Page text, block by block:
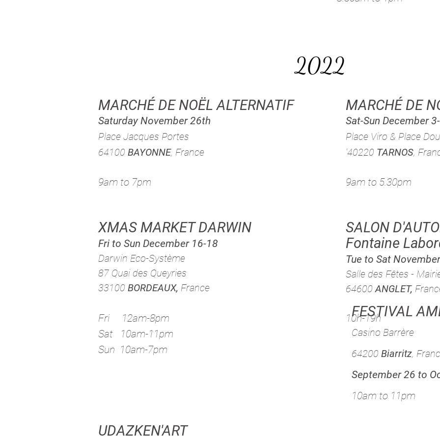
FESTIVAL
Casino Barrère
64200 Biarritz,
September 26 to
10am to 11pm
2022
MARCHÉ DE NOËL ALTERNATIF
Saturday November 26th
Place Jacques Portes
64100 BAYONNE, France
9am to 7pm
XMAS MARKET DARWIN
Fri to Sun December 16-18
Darwin Eco-Système
87 Quai des Queyries
33100 BORDEAUX, France
Fri 12am-8pm
Sat 10am-11pm
Sun 10am-7pm
MARCHÉ DE
Sat-Sun December
Place Viro & Place
'40220 TARNOS,
9am to 5.30pm
SALON
Fontaine
Tue to Sat
Salle des Fêtes -
64600ANGLET,
10h-19h
UDAZKEN'ART